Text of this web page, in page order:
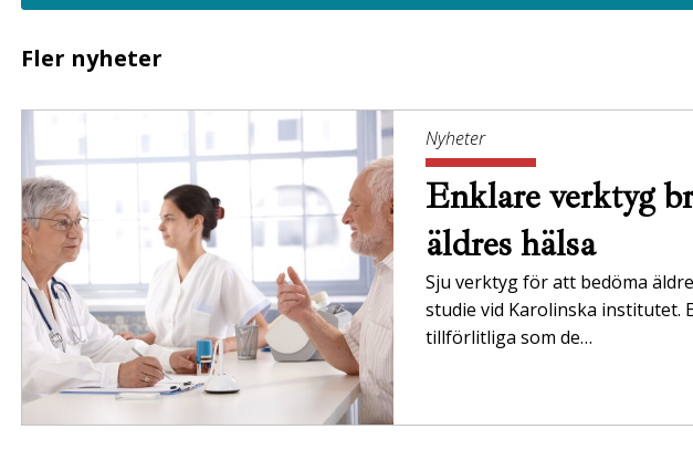
Fler nyheter
Nyheter
Enklare verktyg
äldres hälsa
Sju verktyg för att bedöma
studie vid Karolinska institutet.
tillförlitliga som de…